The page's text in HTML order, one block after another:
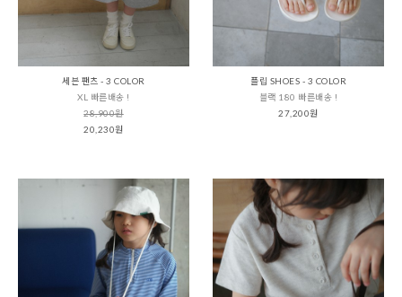
세븐 팬츠 - 3 COLOR
XL 빠른배송 !
28,900원
20,230원
플립 SHOES - 3 COLOR
블랙 180 빠른배송 !
27,200원